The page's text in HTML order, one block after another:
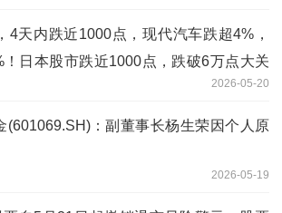
4天内跌近1000点，现代汽车跌超4%，
日本股市跌近1000点，跌破6万点大关
2026-05-20
(601069.SH)：副董事长杨生荣因个人原
2026-05-19